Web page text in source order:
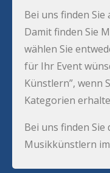
Bei uns finden
Damit finden Sie
wählen Sie
für Ihr Event
Künstlern”, wenn
Kategorien
Bei uns finden
Musikkünstlern